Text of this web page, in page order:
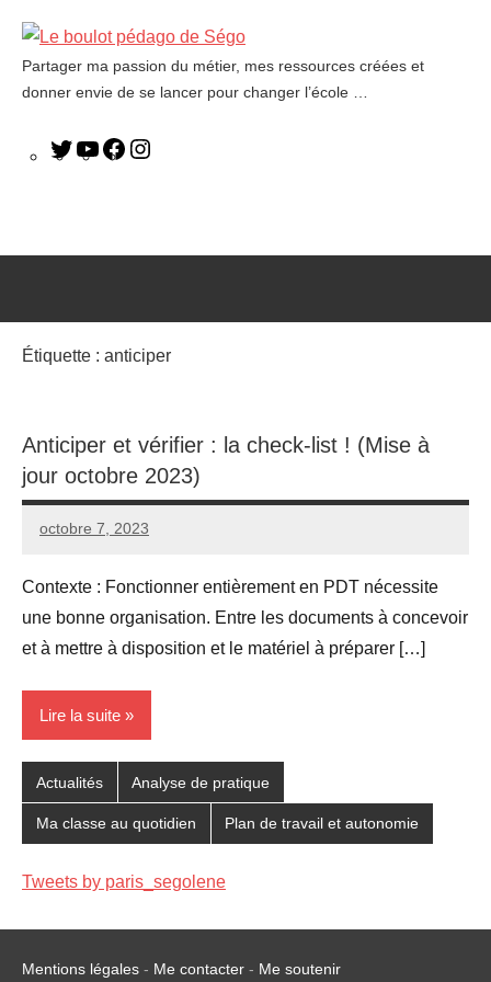
Le
boulot
Partager ma passion du métier, mes ressources créées et
donner envie de se lancer pour changer l’école …
Étiquette : anticiper
Anticiper et vérifier : la check-list ! (Mise à
jour octobre 2023)
octobre 7, 2023
Seg0_La_Vraie
Aucun
Contexte : Fonctionner entièrement en PDT nécessite
une bonne organisation. Entre les documents à concevoir
et à mettre à disposition et le matériel à préparer […]
Lire la suite
Actualités Analyse de pratique
Ma classe au quotidien Plan de travail et autonomie
Tweets by paris_segolene
Mentions légales - Me contacter - Me soutenir